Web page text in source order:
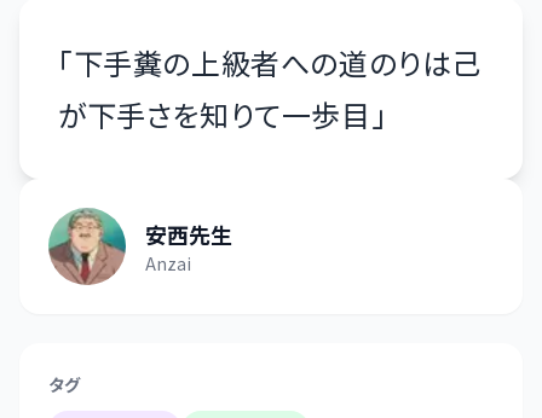
「下手糞の上級者への道のりは己
が下手さを知りて一歩目 」
安西先生
Anzai
タグ